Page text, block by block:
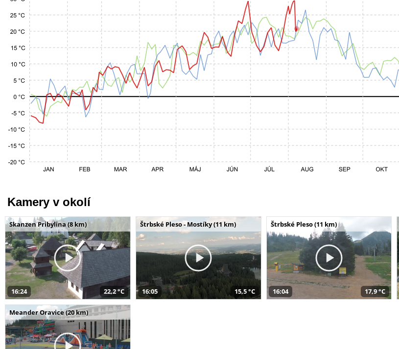
Kamery v okolí
Skanzen Pribylina (8 km)
16:24 22,2 °C
Štrbské Pleso - Mostíky (11 km)
16:05 15,5 °C
Štrbské Pleso (11 km)
16:04 17,9 °C
Meander Oravice (20 km)